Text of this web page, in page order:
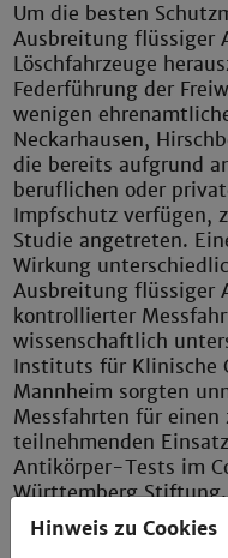
Um die besten
Ausbreitung flüssiger
Löschfahrzeuge
Federführung der
wenigen
Neckarhausen,
die bereits aufgrund
beruflichen oder
Impfschutz verfügen,
Studie angetreten.
Wirkung
Ausbreitung flüssiger
kontrollierter
wissenschaftlich
Instituts für Klinische
Mannheim sorgten
Messfahrten für einen
teilnehmenden
Antikörper-Tests im
Württemberg
CeMOS der
weltweit führende
Hinweis zu Cookies